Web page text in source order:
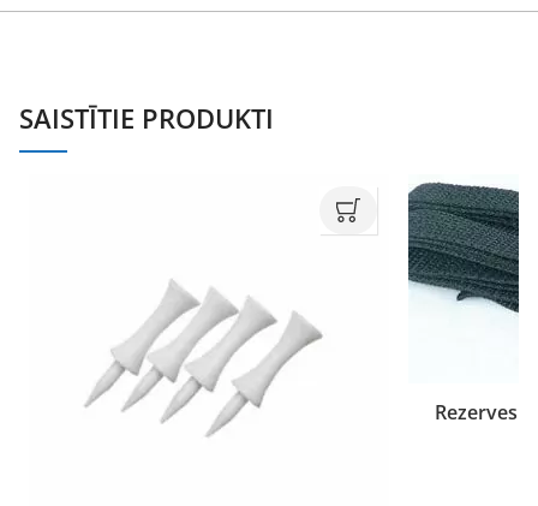
SAISTĪTIE PRODUKTI
Rezerves